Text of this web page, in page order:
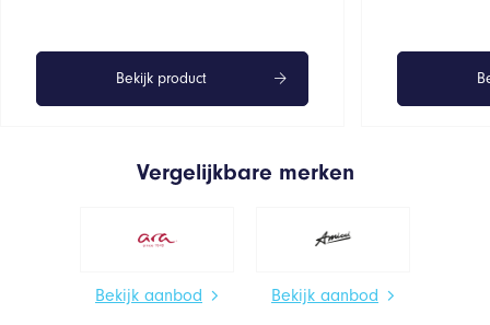
Bekijk product
Vergelijkbare merken
Bekijk aanbod Bekijk aanbod